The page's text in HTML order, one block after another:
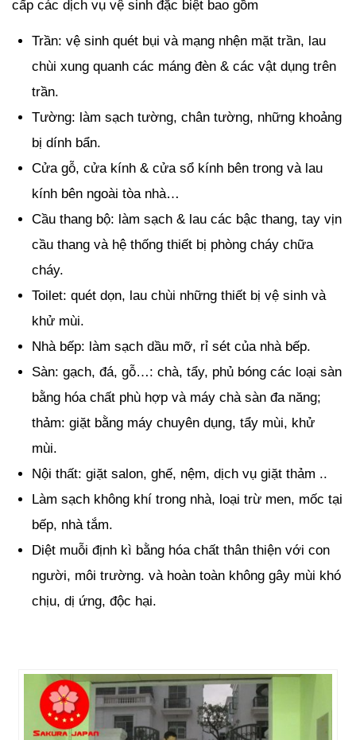
cấp các dịch vụ vệ sinh đặc biệt bao gồm
Trần: vệ sinh quét bụi và mạng nhện mặt trần, lau
chùi xung quanh các máng đèn & các vật dụng trên
trần.
Tường: làm sạch tường, chân tường, những khoảng
bị dính bẩn.
Cửa gỗ, cửa kính & cửa sổ kính bên trong và lau
kính bên ngoài tòa nhà…
Cầu thang bộ: làm sạch & lau các bậc thang, tay vịn
cầu thang và hệ thống thiết bị phòng cháy chữa
cháy.
Toilet: quét dọn, lau chùi những thiết bị vệ sinh và
khử mùi.
Nhà bếp: làm sạch dầu mỡ, rỉ sét của nhà bếp.
Sàn: gạch, đá, gỗ…: chà, tẩy, phủ bóng các loại sàn
bằng hóa chất phù hợp và máy chà sàn đa năng;
thảm: giặt bằng máy chuyên dụng, tẩy mùi, khử
mùi.
Nội thất: giặt salon, ghế, nệm, dịch vụ giặt thảm ..
Làm sạch không khí trong nhà, loại trừ men, mốc tại
bếp, nhà tắm.
Diệt muỗi định kì bằng hóa chất thân thiện với con
người, môi trường. và hoàn toàn không gây mùi khó
chịu, dị ứng, độc hại.